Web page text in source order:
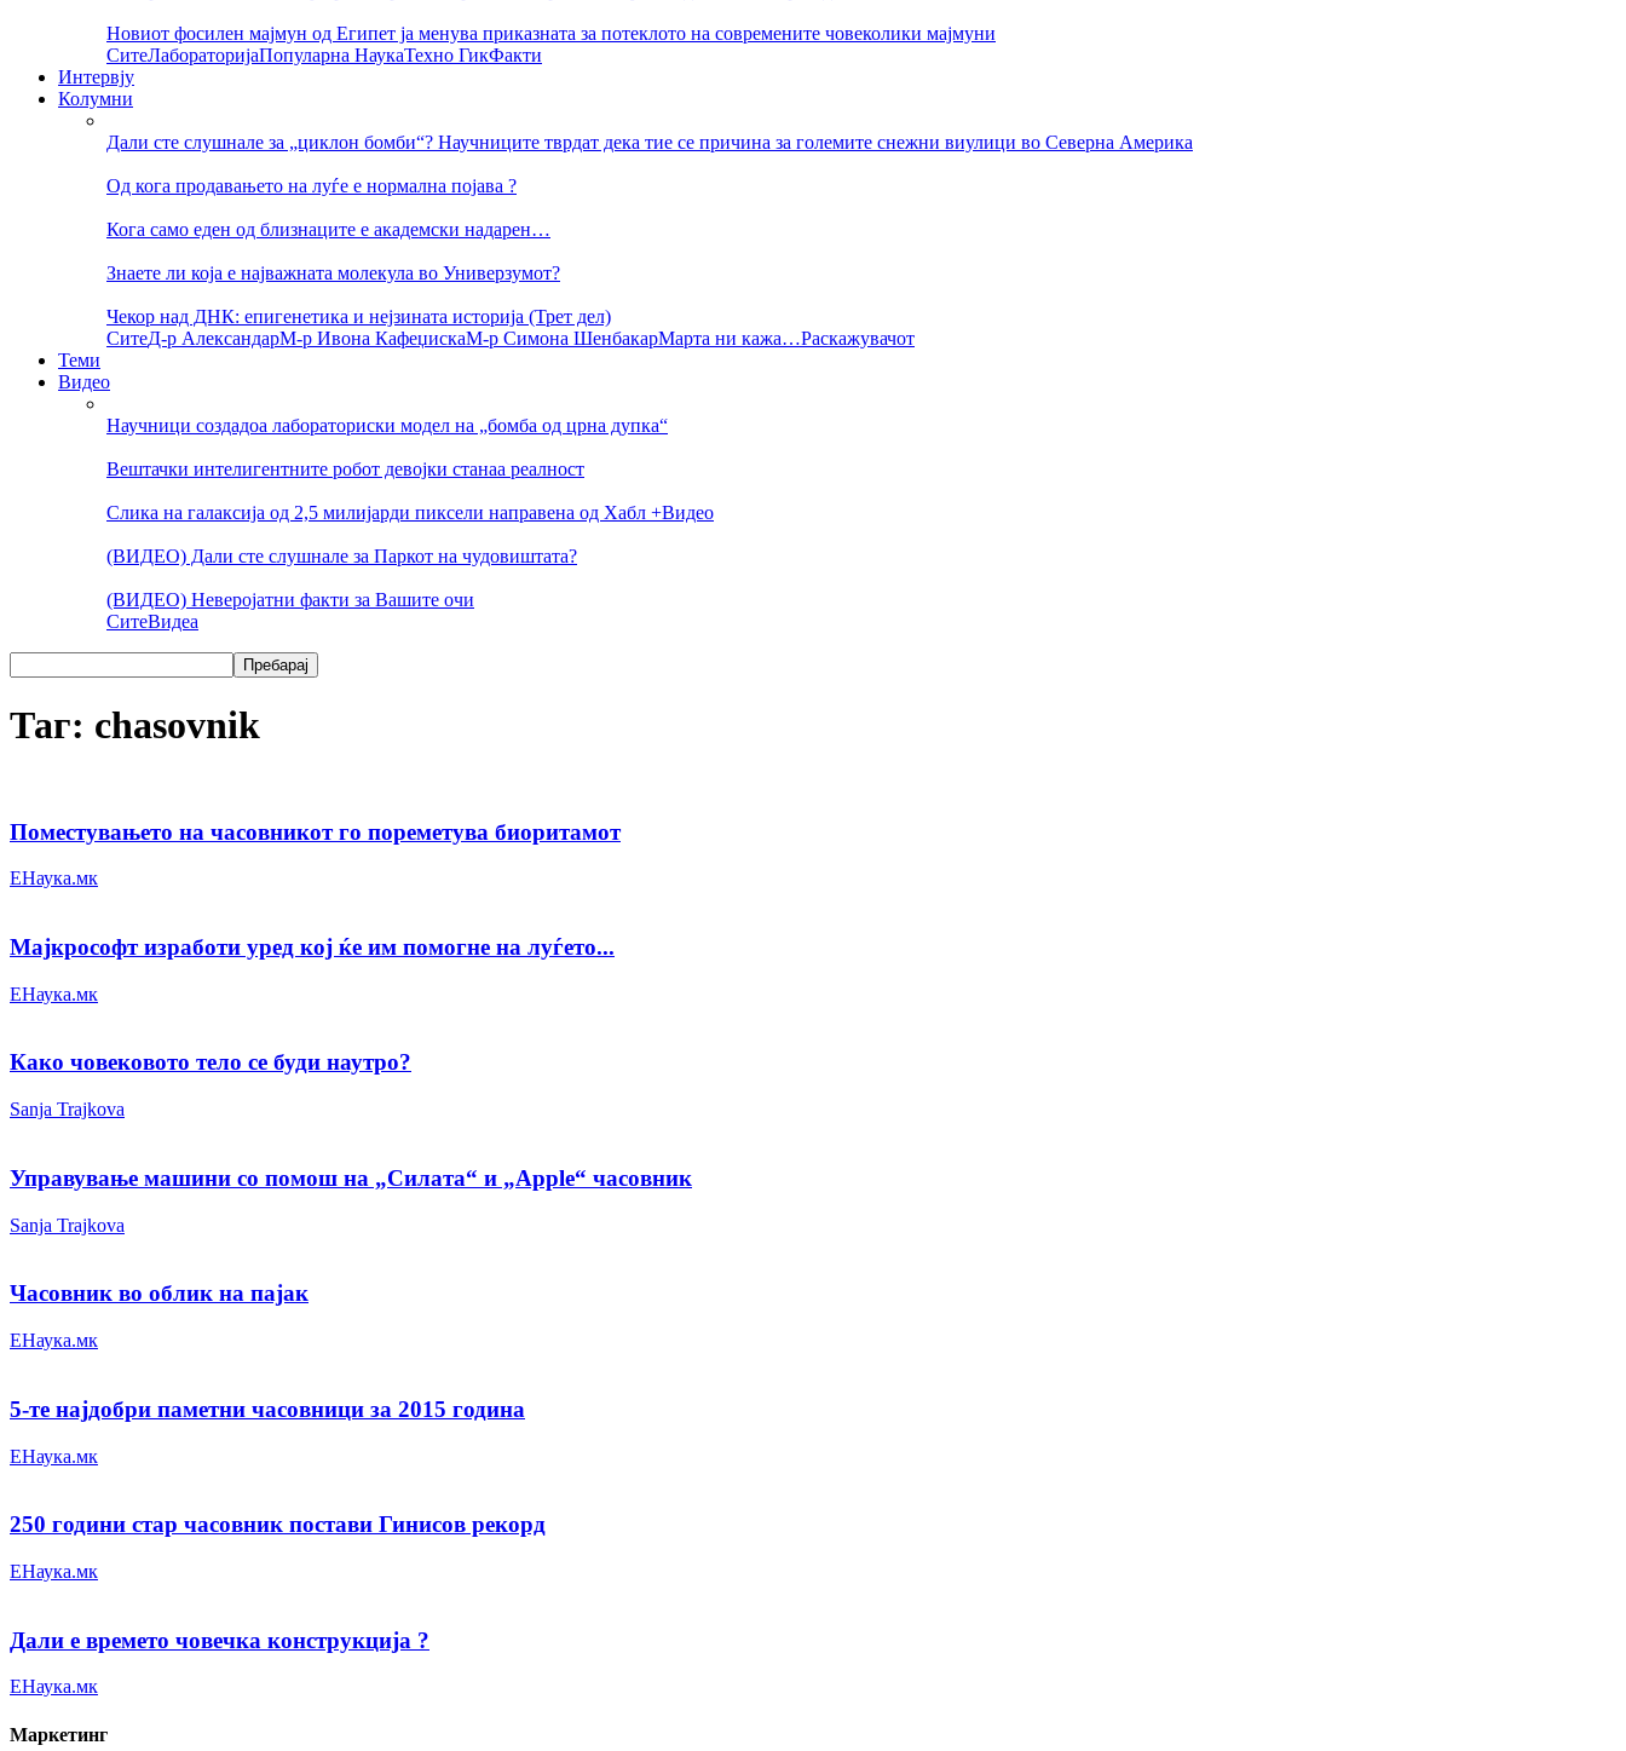
Новиот фосилен мајмун од Египет ја менува приказната за потеклото на современите човеколики мајмуни
СитеЛабораторијаПопуларна НаукаТехно ГикФакти
Интервју
Колумни
Дали сте слушнале за „циклон бомби“? Научниците тврдат дека тие се причина за големите снежни виулици во Северна Америка
Од кога продавањето на луѓе е нормална појава ?
Кога само еден од близнаците е академски надарен…
Знаете ли која е најважната молекула во Универзумот?
Чекор над ДНК: епигенетика и нејзината историја (Трет дел)
СитеД-р АлександарМ-р Ивона КафеџискаМ-р Симона ШенбакарМарта ни кажа…Раскажувачот
Теми
Видео
Научници создадоа лабораториски модел на „бомба од црна дупка“
Вештачки интелигентните робот девојки станаа реалност
Слика на галаксија од 2,5 милијарди пиксели направена од Хабл +Видео
(ВИДЕО) Дали сте слушнале за Паркот на чудовиштата?
(ВИДЕО) Неверојатни факти за Вашите очи
СитеВидеа
Таг: chasovnik
Поместувањето на часовникот го пореметува биоритамот
ЕНаука.мк
Мајкрософт изработи уред кој ќе им помогне на луѓето...
ЕНаука.мк
Како човековото тело се буди наутро?
Sanja Trajkova
Управување машини со помош на „Силата“ и „Apple“ часовник
Sanja Trajkova
Часовник во облик на пајак
ЕНаука.мк
5-те најдобри паметни часовници за 2015 година
ЕНаука.мк
250 години стар часовник постави Гинисов рекорд
ЕНаука.мк
Дали e времето човечка конструкција ?
ЕНаука.мк
Маркетинг